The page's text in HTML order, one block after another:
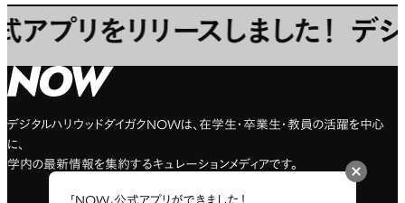
をリリースしました！デジタル
デジタルハリウッドダイガクNOWは、在学生・卒業生・教員の活躍を中心
に、
学内の最新情報を集約するキュレーションメディアです。